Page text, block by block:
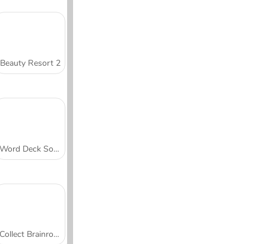
Beauty Resort 2
Word Deck Solitaire
Collect Brainrot Arena